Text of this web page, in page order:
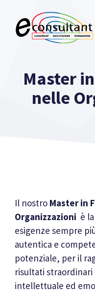
contenuto
Master
nelle
Il nostro Masterin
Organizzazioni è
esigenze sempre
autentica e
potenziale, per il
risultati straordinari
intellettuale ed